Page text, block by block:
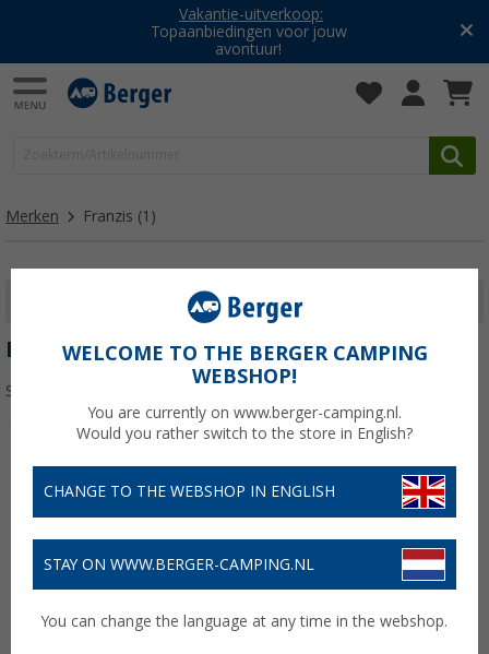
Vakantie-uitverkoop:
Topaanbiedingen voor jouw
avontuur!
Merken Franzis (1)
FILTER WEERGEVEN
FRANZIS
Sorteren:
-3%
WELCOME TO THE BERGER CAMPING
WEBSHOP!
You are currently on www.berger-camping.nl.
Would you rather switch to the store in English?
CHANGE TO THE WEBSHOP IN ENGLISH
STAY ON WWW.BERGER-CAMPING.NL
You can change the language at any time in the webshop.